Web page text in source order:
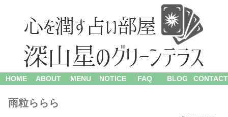
HOME ABOUT MENU NOTICE FAQ BLOG CONTACT
雨粒ららら